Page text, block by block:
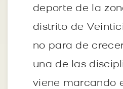
deporte de la
distrito de
no para de
una de las
viene marcando